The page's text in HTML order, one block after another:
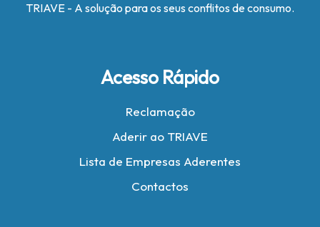
TRIAVE - A solução para os seus conflitos de consumo.
Acesso Rápido
Reclamação
Aderir ao TRIAVE
Lista de Empresas Aderentes
Contactos